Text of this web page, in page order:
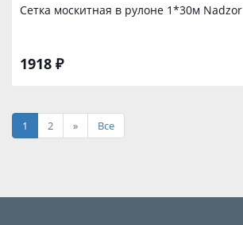
Сетка москитная в рулоне 1*30м Nadzor
1918 ₽
1 2 » Все